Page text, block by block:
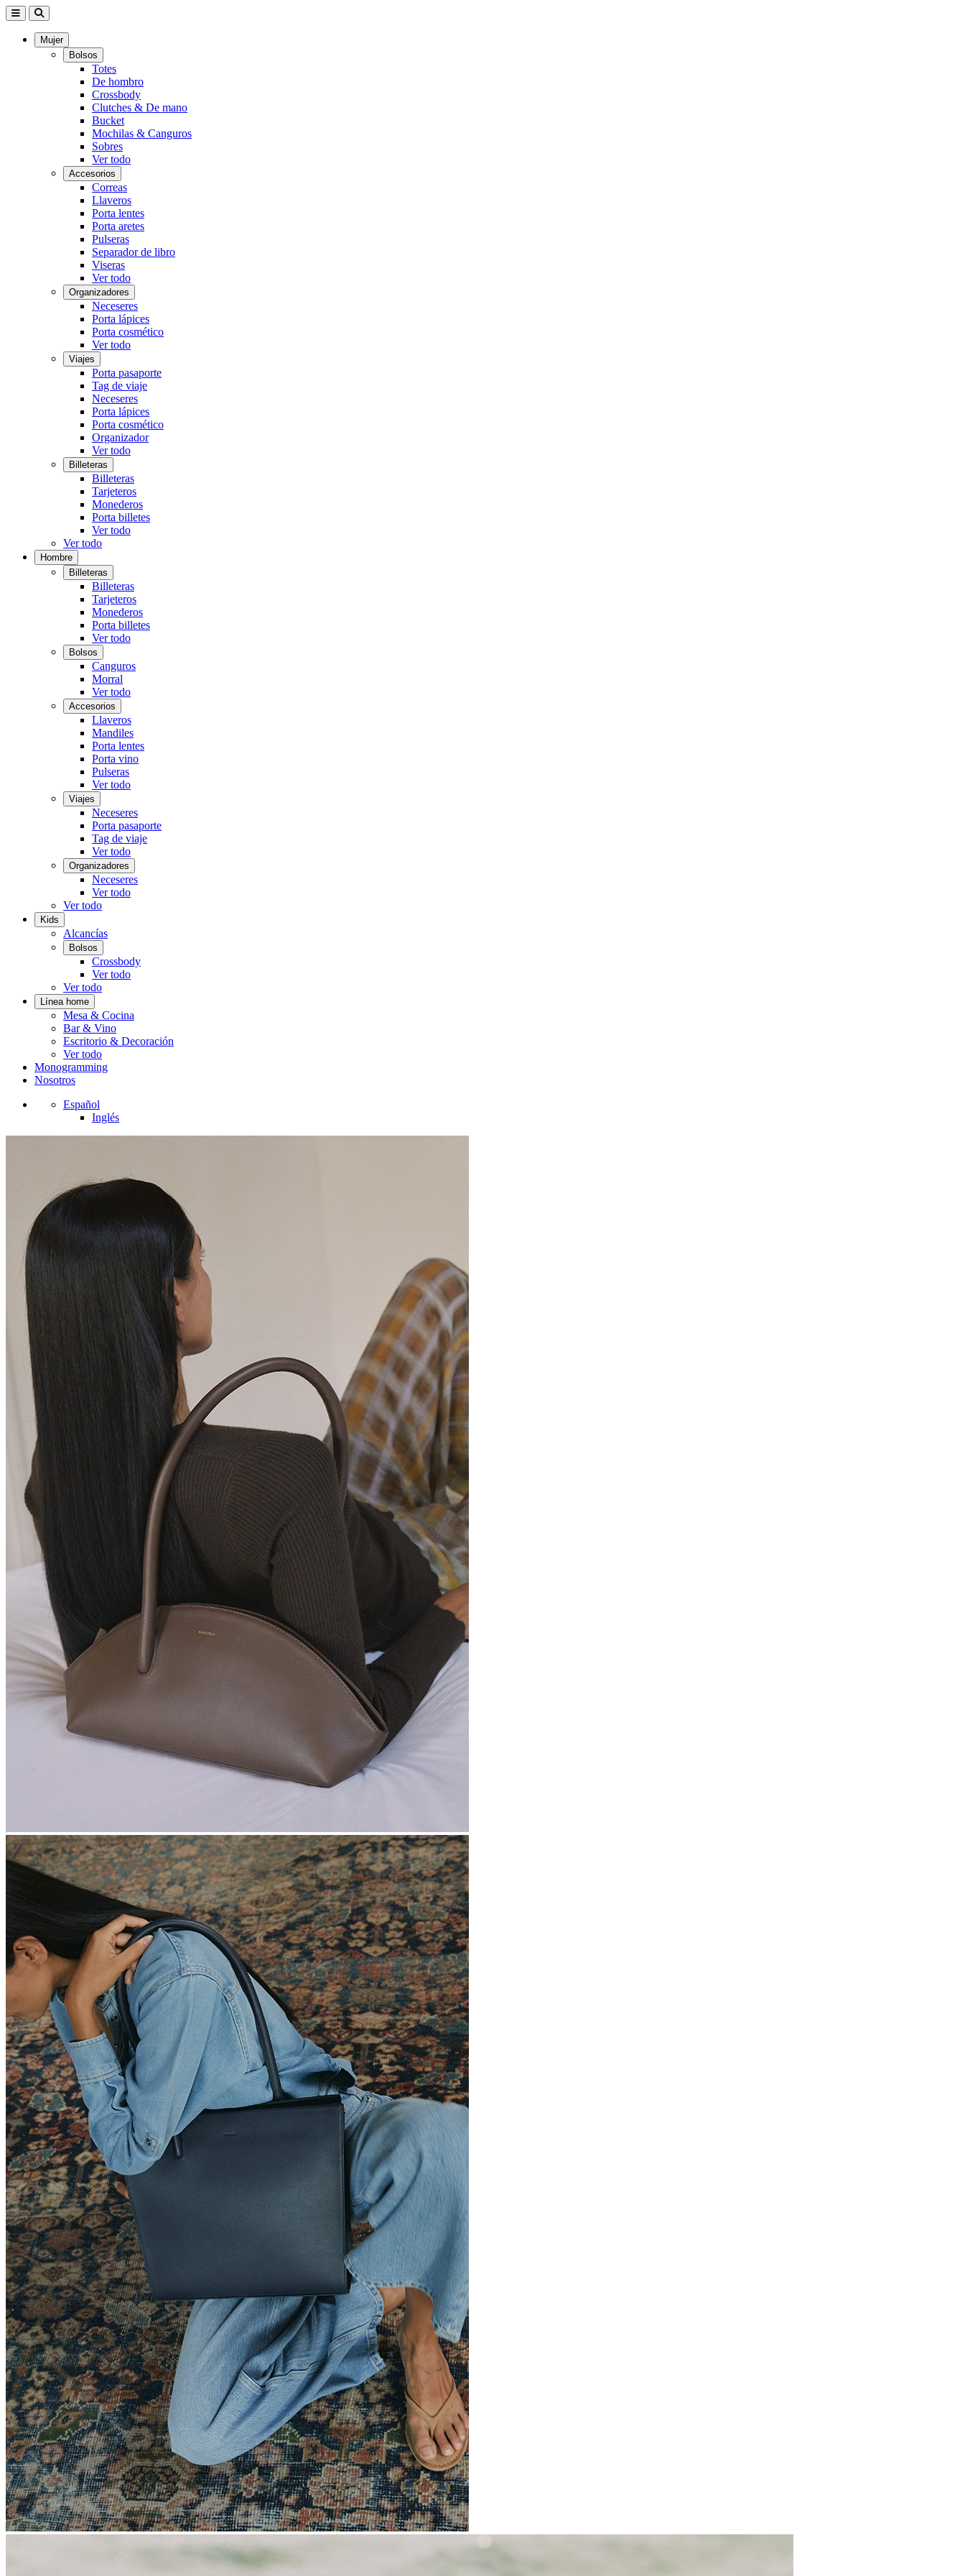
Mujer
Bolsos
Totes
De hombro
Crossbody
Clutches & De mano
Bucket
Mochilas & Canguros
Sobres
Ver todo
Accesorios
Correas
Llaveros
Porta lentes
Porta aretes
Pulseras
Separador de libro
Viseras
Ver todo
Organizadores
Neceseres
Porta lápices
Porta cosmético
Ver todo
Viajes
Porta pasaporte
Tag de viaje
Neceseres
Porta lápices
Porta cosmético
Organizador
Ver todo
Billeteras
Billeteras
Tarjeteros
Monederos
Porta billetes
Ver todo
Ver todo
Hombre
Billeteras
Billeteras
Tarjeteros
Monederos
Porta billetes
Ver todo
Bolsos
Canguros
Morral
Ver todo
Accesorios
Llaveros
Mandiles
Porta lentes
Porta vino
Pulseras
Ver todo
Viajes
Neceseres
Porta pasaporte
Tag de viaje
Ver todo
Organizadores
Neceseres
Ver todo
Ver todo
Kids
Alcancías
Bolsos
Crossbody
Ver todo
Ver todo
Línea home
Mesa & Cocina
Bar & Vino
Escritorio & Decoración
Ver todo
Monogramming
Nosotros
Español
Inglés